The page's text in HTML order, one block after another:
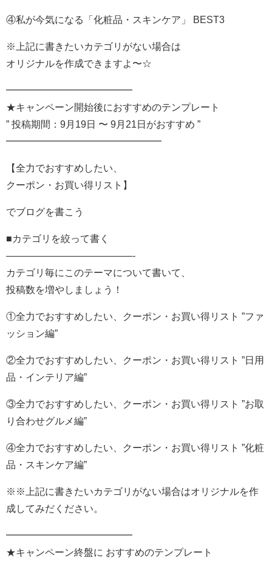
④私が今気になる「化粧品・スキンケア」 BEST3
※上記に書きたいカテゴリがない場合は
オリジナルを作成できますよ〜☆
━━━━━━━━━━━━━
★キャンペーン開始後におすすめのテンプレート
” 投稿期間：9月19日 〜 9月21日がおすすめ ”
━━━━━━━━━━━━━━━━
【全力でおすすめしたい、
クーポン・お買い得リスト】
でブログを書こう
■カテゴリを絞って書く
—————————————-
カテゴリ毎にこのテーマについて書いて、
投稿数を増やしましょう！
①全力でおすすめしたい、クーポン・お買い得リスト ”ファ
ッション編”
②全力でおすすめしたい、クーポン・お買い得リスト ”日用
品・インテリア編”
③全力でおすすめしたい、クーポン・お買い得リスト ”お取
り合わせグルメ編”
④全力でおすすめしたい、クーポン・お買い得リスト ”化粧
品・スキンケア編”
※※上記に書きたいカテゴリがない場合はオリジナルを作
成してみだください。
━━━━━━━━━━━━━
★キャンペーン終盤に おすすめのテンプレート